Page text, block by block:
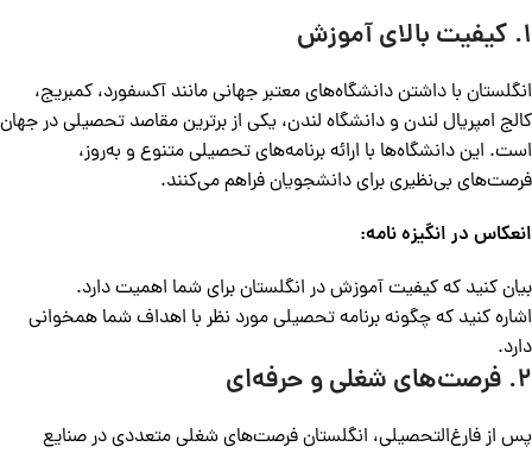
۱. کیفیت بالای آموزش
انگلستان با داشتن دانشگاه‌های معتبر جهانی مانند آکسفورد، کمبریج،
کالج امپریال لندن و دانشگاه لندن، یکی از برترین مقاصد تحصیلی در جهان
است. این دانشگاه‌ها با ارائه برنامه‌های تحصیلی متنوع و به‌روز،
فرصت‌های بی‌نظیری برای دانشجویان فراهم می‌کنند.
انعکاس در انگیزه نامه:
بیان کنید که کیفیت آموزش در انگلستان برای شما اهمیت دارد.
اشاره کنید که چگونه برنامه تحصیلی مورد نظر با اهداف شما همخوانی
دارد.
۲. فرصت‌های شغلی و حرفه‌ای
پس از فارغ‌التحصیلی، انگلستان فرصت‌های شغلی متعددی در صنایع